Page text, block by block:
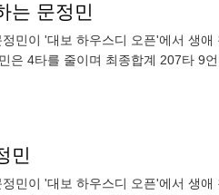
는 문정민
민이 '대보 하우스디 오픈'에서 생
은 4타를 줄이며 최종합계 207타 9
민
민이 '대보 하우스디 오픈'에서 생